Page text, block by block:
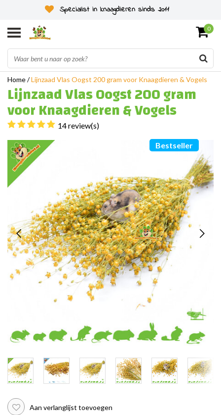
Specialist in knaagdieren sinds 2011
0
Home/Lijnzaad Vlas Oogst 200 gram voor Knaagdieren & Vogels
Lijnzaad Vlas Oogst 200 gram
voor Knaagdieren & Vogels
14 review(s)
Bestseller
Aan verlanglijst toevoegen